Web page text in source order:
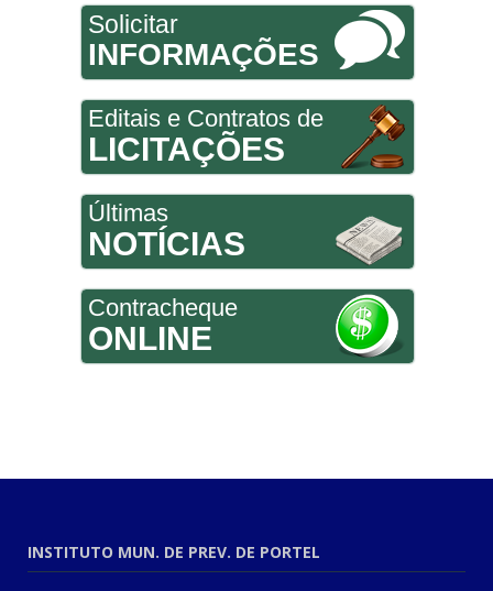
Solicitar
INFORMAÇÕES
Editais e Contratos de
LICITAÇÕES
Últimas
NOTÍCIAS
Contracheque
ONLINE
INSTITUTO MUN. DE PREV. DE PORTEL